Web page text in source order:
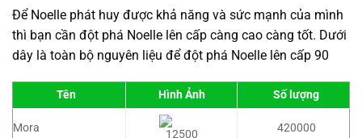
Để Noelle phát huy được khả năng và sức mạnh của mình
thì bạn cần đột phá Noelle lên cấp càng cao càng tốt. Dưới
dây là toàn bộ nguyên liệu để đột phá Noelle lên cấp 90
Tên Hình Ảnh Số lượng
Mora 420000